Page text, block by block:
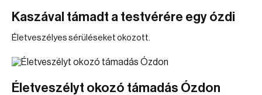
Kaszával támadt a testvérére egy ózdi
Életveszélyes sérüléseket okozott.
Életveszélyt okozó támadás Ózdon